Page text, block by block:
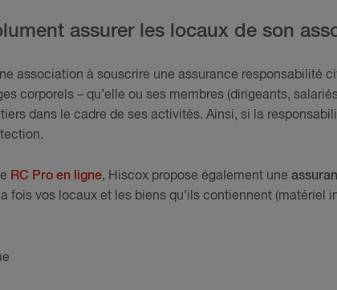
assurer les locaux de son
association à souscrire une assurance responsabilité
corporels – qu’elle ou ses membres (dirigeants,
dans le cadre de ses activités. Ainsi, si la
RC Pro en ligne, Hiscox propose également une
fois vos locaux et les biens qu’ils contiennent (matériel